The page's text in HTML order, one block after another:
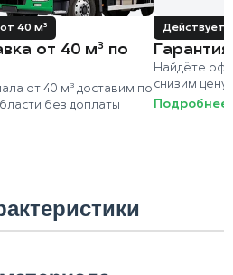
40 м³
от 40 м³ по
от 40 м³ доставим по
без доплаты
Действует
Найдёте
снизим
Подробнее